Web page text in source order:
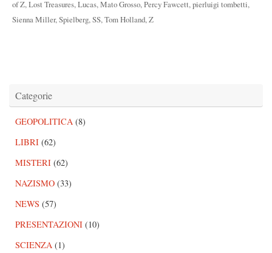
of Z,Lost Treasures,Lucas,Mato Grosso,Percy Fawcett,pierluigi tombetti,
Sienna Miller,Spielberg,SS,Tom Holland,Z
Categorie
GEOPOLITICA (8)
LIBRI (62)
MISTERI (62)
NAZISMO (33)
NEWS (57)
PRESENTAZIONI (10)
SCIENZA (1)